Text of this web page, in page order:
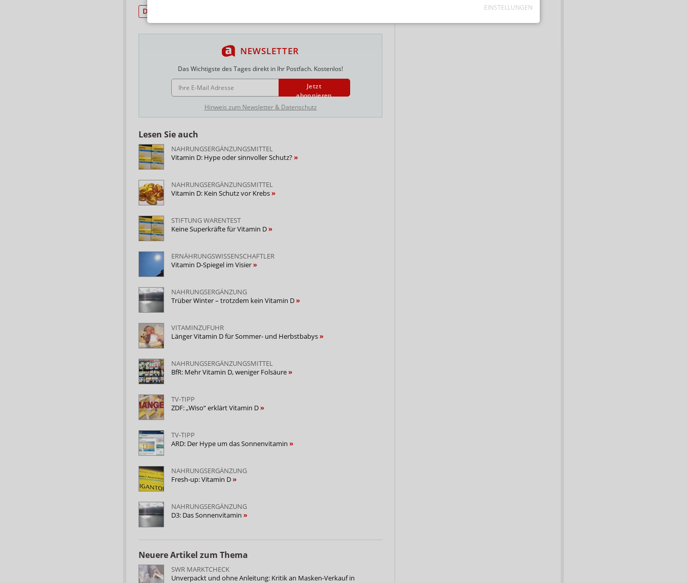
EINSTELLUNGEN
Drogerie/Handel
NEWSLETTER
Das Wichtigste des Tages direkt in Ihr Postfach. Kostenlos!
E-MAIL ADRESSE
Jetzt
abonnieren
Hinweis zum Newsletter & Datenschutz
Lesen Sie auch
NAHRUNGSERGÄNZUNGSMITTEL
Vitamin D: Hype oder sinnvoller Schutz?
NAHRUNGSERGÄNZUNGSMITTEL
Vitamin D: Kein Schutz vor Krebs
STIFTUNG WARENTEST
Keine Superkräfte für Vitamin D
ERNÄHRUNGSWISSENSCHAFTLER
Vitamin D-Spiegel im Visier
NAHRUNGSERGÄNZUNG
Trüber Winter – trotzdem kein Vitamin D
VITAMINZUFUHR
Länger Vitamin D für Sommer- und Herbstbabys
NAHRUNGSERGÄNZUNGSMITTEL
BfR: Mehr Vitamin D, weniger Folsäure
TV-TIPP
ZDF: „Wiso“ erklärt Vitamin D
TV-TIPP
ARD: Der Hype um das Sonnenvitamin
NAHRUNGSERGÄNZUNG
Fresh-up: Vitamin D
NAHRUNGSERGÄNZUNG
D3: Das Sonnenvitamin
Neuere Artikel zum Thema
SWR MARKTCHECK
Unverpackt und ohne Anleitung: Kritik an Masken-Verkauf in